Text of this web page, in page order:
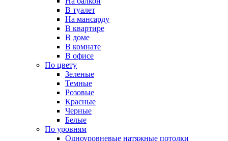
В туалет
На мансарду
В квартире
В доме
В комнате
В офисе
По цвету
Зеленые
Темные
Розовые
Красные
Черные
Белые
По уровням
Одноуровневые натяжные потолки